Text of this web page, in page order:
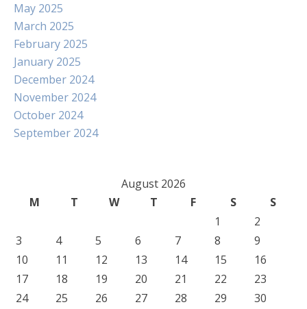
May 2025
March 2025
February 2025
January 2025
December 2024
November 2024
October 2024
September 2024
August 2026
M
T W T F S
S
1
2
3
4 5 6 7 8
9
10
11 12 13 14 15
16
17
18 19 20 21 22
23
24
25 26 27 28 29
30